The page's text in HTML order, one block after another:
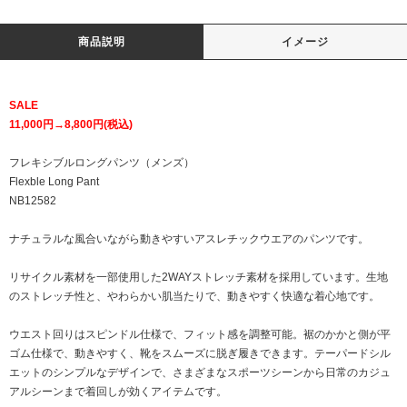
商品説明 イメージ
SALE
11,000円→8,800円(税込)
フレキシブルロングパンツ（メンズ）
Flexble Long Pant
NB12582
ナチュラルな風合いながら動きやすいアスレチックウエアのパンツです。
リサイクル素材を一部使用した2WAYストレッチ素材を採用しています。生地
のストレッチ性と、やわらかい肌当たりで、動きやすく快適な着心地です。
ウエスト回りはスピンドル仕様で、フィット感を調整可能。裾のかかと側が平
ゴム仕様で、動きやすく、靴をスムーズに脱ぎ履きできます。テーパードシル
エットのシンプルなデザインで、さまざまなスポーツシーンから日常のカジュ
アルシーンまで着回しが効くアイテムです。